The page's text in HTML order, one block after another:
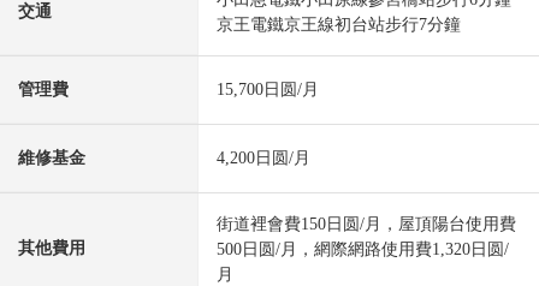
交通
京王電鐵京王線初台站步行7分鐘
管理費 15,700日圆/月
維修基金 4,200日圆/月
其他費用
街道裡會費150日圆/月，屋頂陽台使用費
500日圆/月，網際網路使用費1,320日圆/
月